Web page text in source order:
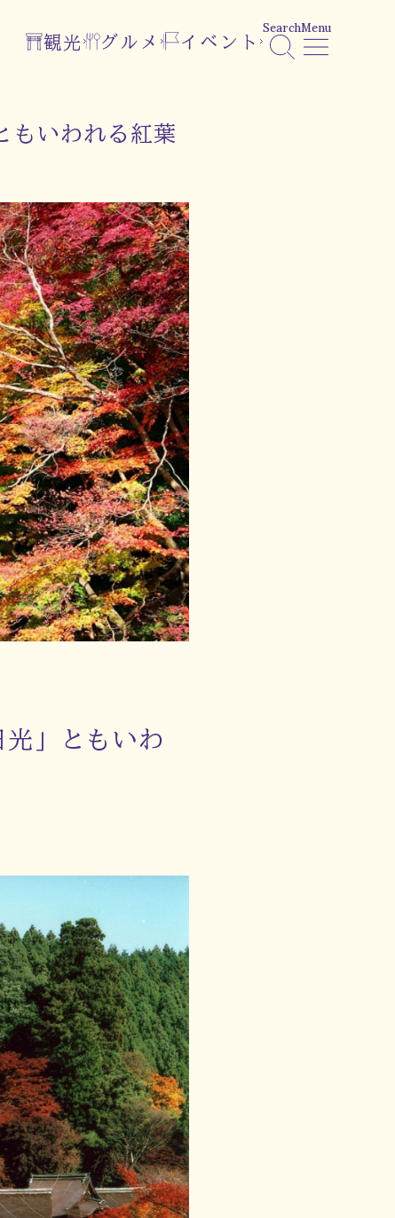
観光 グルメ イベント
SearchMenu
もいわれる紅葉
」ともいわ